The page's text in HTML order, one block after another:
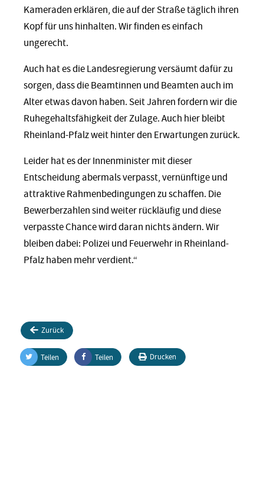
Kameraden erklären, die auf der Straße täglich ihren
Kopf für uns hinhalten. Wir finden es einfach
ungerecht.
Auch hat es die Landesregierung versäumt dafür zu
sorgen, dass die Beamtinnen und Beamten auch im
Alter etwas davon haben. Seit Jahren fordern wir die
Ruhegehaltsfähigkeit der Zulage. Auch hier bleibt
Rheinland-Pfalz weit hinter den Erwartungen zurück.
Leider hat es der Innenminister mit dieser
Entscheidung abermals verpasst, vernünftige und
attraktive Rahmenbedingungen zu schaffen. Die
Bewerberzahlen sind weiter rückläufig und diese
verpasste Chance wird daran nichts ändern. Wir
bleiben dabei: Polizei und Feuerwehr in Rheinland-
Pfalz haben mehr verdient.“
Zurück
Teilen Teilen Drucken